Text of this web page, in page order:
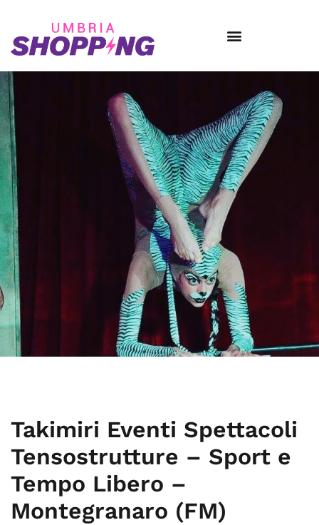
Takimiri Eventi Spettacoli
Tensostrutture – Sport e
Tempo Libero –
Montegranaro (FM)